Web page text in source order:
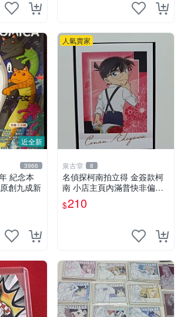
近全新
3966
紀念本
創九成新
人氣賣家
泉古堂 8
名偵探柯南拍立得 金簽款柯
南 小店主頁內滿普快非偏遠
不滿三十郵＋6-31518
$210